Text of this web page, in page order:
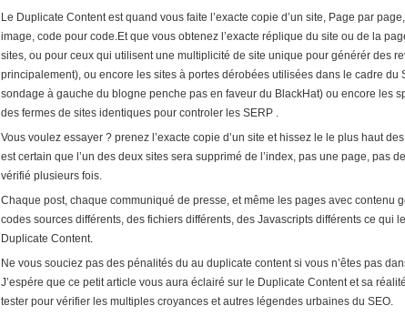
Le Duplicate Content est quand vous faite l’exacte copie d’un site, Page par
image, code pour code.Et que vous obtenez l’exacte réplique du site ou de la
sites, ou pour ceux qui utilisent une multiplicité de site unique pour générér des
principalement), ou encore les sites à portes dérobées utilisées dans le cadre du
sondage à gauche du blogne penche pas en faveur du BlackHat) ou encore les
des fermes de sites identiques pour controler les SERP .
Vous voulez essayer ? prenez l’exacte copie d’un site et hissez le le plus haut
est certain que l’un des deux sites sera supprimé de l’index, pas une page, pas
vérifié plusieurs fois.
Chaque post, chaque communiqué de presse, et même les pages avec contenu
codes sources différents, des fichiers différents, des Javascripts différents ce qui
Duplicate Content.
Ne vous souciez pas des pénalités du au duplicate content si vous n’êtes pas
J’espére que ce petit article vous aura éclairé sur le Duplicate Content et sa
tester pour vérifier les multiples croyances et autres légendes urbaines du SEO.